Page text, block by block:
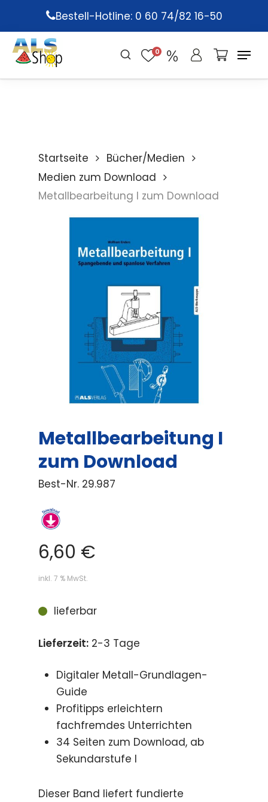
main
content
Bestell-Hotline: 0 60 74/82 16-50
0
Startseite
Bücher/Medien
Medien zum Download
Metallbearbeitung I zum Download
Metallbearbeitung I
zum Download
Best-Nr. 29.987
6,60 €
inkl. 7 % MwSt.
lieferbar
Lieferzeit: 2-3 Tage
Digitaler Metall-Grundlagen-
Guide
Profitipps erleichtern
fachfremdes Unterrichten
34 Seiten zum Download, ab
Sekundarstufe I
Dieser Band liefert fundierte